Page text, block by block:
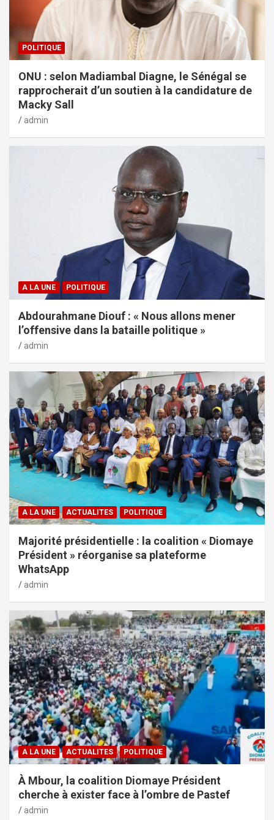
POLITIQUE
ONU : selon Madiambal Diagne, le Sénégal se
rapprocherait d’un soutien à la candidature de
Macky Sall
admin
A LA UNE POLITIQUE
Abdourahmane Diouf : « Nous allons mener
l’offensive dans la bataille politique »
admin
A LA UNE ACTUALITES POLITIQUE
Majorité présidentielle : la coalition « Diomaye
Président » réorganise sa plateforme
WhatsApp
admin
A LA UNE ACTUALITES POLITIQUE
À Mbour, la coalition Diomaye Président
cherche à exister face à l’ombre de Pastef
admin